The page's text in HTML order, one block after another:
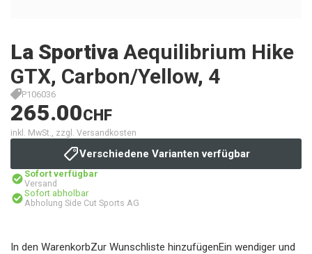
La Sportiva Aequilibrium Hike
GTX, Carbon/Yellow, 4
P106036
265.00CHF
inkl. MwSt., zzgl. Versandkosten
Verschiedene Varianten verfügbar
Sofort verfügbar
Versand
Sofort abholbar
Abholung Side Cut Sports AG
In den WarenkorbZur Wunschliste hinzufügenEin wendiger und